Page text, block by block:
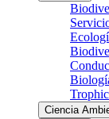
Ciencia